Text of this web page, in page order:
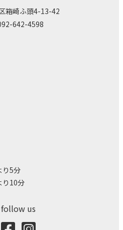
箱崎ふ頭4-13-42
642-4598
り5分
り10分
follow us